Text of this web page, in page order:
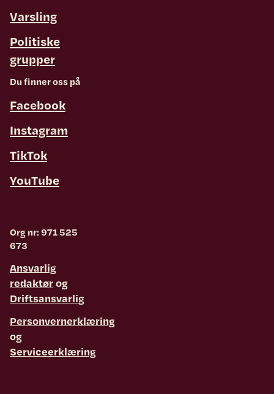
Varsling
Politiske
grupper
Du finner oss på
Facebook
Instagram
TikTok
YouTube
Org nr: 971 525
673
Ansvarlig
redaktørog
Driftsansvarlig
Personvernerklæring
og
Serviceerklæring